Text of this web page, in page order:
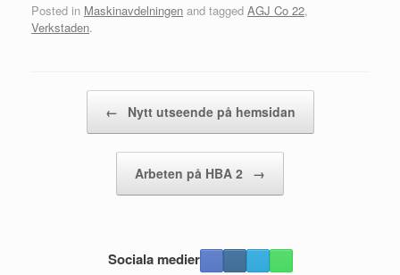
Posted in Maskinavdelningen and tagged AGJ Co 22,
Verkstaden.
← Nytt utseende på hemsidan
Arbeten på HBA 2 →
Sociala medier